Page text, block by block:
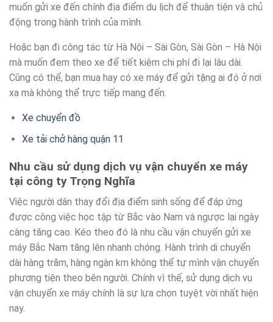
muốn gửi xe đến chính địa điểm du lịch để thuận tiện và chủ
động trong hành trình của mình.
Hoặc bạn đi công tác từ Hà Nội – Sài Gòn, Sài Gòn – Hà Nội
mà muốn đem theo xe để tiết kiệm chi phí đi lại lâu dài.
Cũng có thể, bạn mua hay có xe máy để gửi tặng ai đó ở nơi
xa mà không thể trực tiếp mang đến.
Xe chuyển đồ
Xe tải chở hàng quận 11
Nhu cầu sử dụng dịch vụ vận chuyển xe máy
tại công ty Trọng Nghĩa
Việc người dân thay đổi địa điểm sinh sống để đáp ứng
được công việc học tập từ Bắc vào Nam và ngược lại ngày
càng tăng cao. Kéo theo đó là nhu cầu vận chuyển gửi xe
máy Bắc Nam tăng lên nhanh chóng. Hành trình di chuyển
dài hàng trăm, hàng ngàn km không thể tự mình vận chuyển
phương tiện theo bên người. Chính vì thế, sử dụng dịch vụ
vận chuyển xe máy chính là sự lựa chọn tuyệt vời nhất hiện
nay.